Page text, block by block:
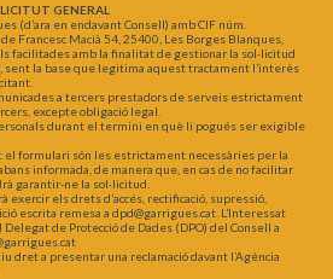
GENERAL
(d’ara en endavant Consell) amb CIF núm.
Francesc Macià 54, 25400, Les Borges Blanques,
facilitades amb la finalitat de gestionar la sol·licitud
sent la base que legitima aquest tractament l’interès
a tercers prestadors de serveis estrictament
excepte obligació legal.
durant el termini en què li pogués ser exigible
el formulari són les estrictament necessàries per la
informada, de manera que, en cas de no facilitar
garantir-ne la sol·licitud.
exercir els drets d’accés, rectificació, supressió,
escrita remesa a dpd@garrigues.cat. L’Interessat
de Protecció de Dades (DPO) del Consell a
dret a presentar una reclamació davant l’Agència